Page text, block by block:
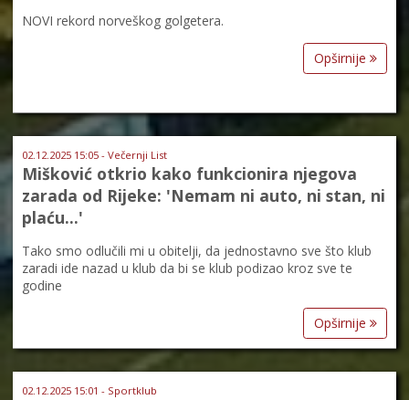
NOVI rekord norveškog golgetera.
Opširnije
02.12.2025 15:05 - Večernji List
Mišković otkrio kako funkcionira njegova
zarada od Rijeke: 'Nemam ni auto, ni stan, ni
plaću...'
Tako smo odlučili mi u obitelji, da jednostavno sve što klub
zaradi ide nazad u klub da bi se klub podizao kroz sve te
godine
Opširnije
02.12.2025 15:01 - Sportklub